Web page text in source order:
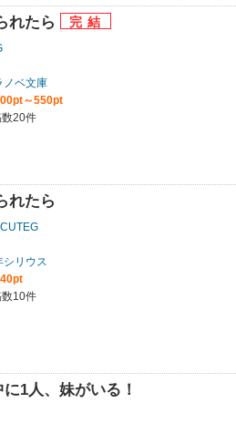
れたら
ノベ文庫
～550pt
数20件
れたら
CUTEG
シリウス
数10件
1人、妹がいる！